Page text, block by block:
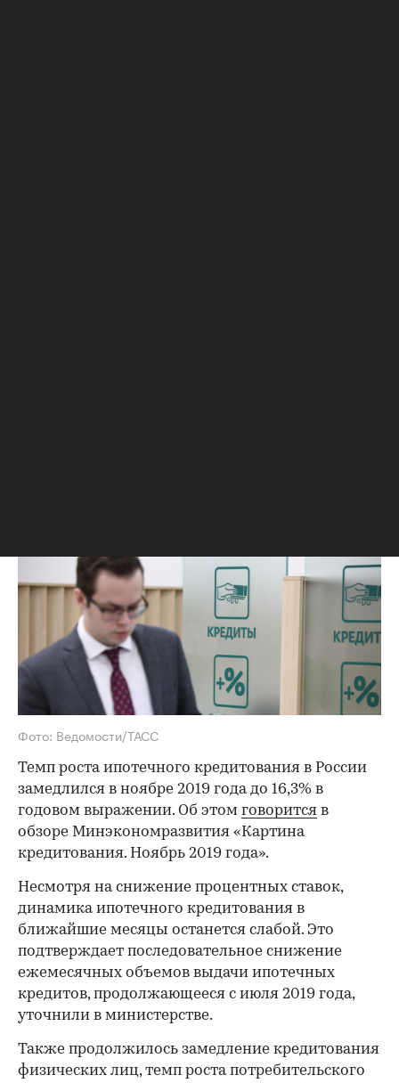
Фото: Ведомости/ТАСС
Темп роста ипотечного кредитования в России
замедлился в ноябре 2019 года до 16,3% в
годовом выражении. Об этом говорится в
обзоре Минэкономразвития «Картина
кредитования. Ноябрь 2019 года».
Несмотря на снижение процентных ставок,
динамика ипотечного кредитования в
ближайшие месяцы останется слабой. Это
подтверждает последовательное снижение
ежемесячных объемов выдачи ипотечных
кредитов, продолжающееся с июля 2019 года,
уточнили в министерстве.
Также продолжилось замедление кредитования
физических лиц, темп роста потребительского